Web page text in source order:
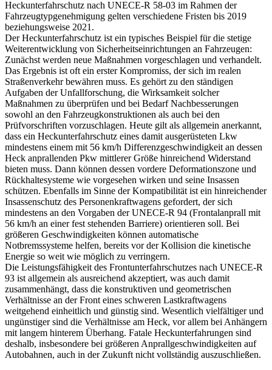
Heckunterfahrschutz nach UNECE-R 58-03 im Rahmen der
Fahrzeugtypgenehmigung gelten verschiedene Fristen bis 2019
beziehungsweise 2021.
Der Heckunterfahrschutz ist ein typisches Beispiel für die stetige
Weiterentwicklung von Sicherheitseinrichtungen an Fahrzeugen:
Zunächst werden neue Maßnahmen vorgeschlagen und verhandelt.
Das Ergebnis ist oft ein erster Kompromiss, der sich im realen
Straßenverkehr bewähren muss. Es gehört zu den ständigen
Aufgaben der Unfallforschung, die Wirksamkeit solcher
Maßnahmen zu überprüfen und bei Bedarf Nachbesserungen
sowohl an den Fahrzeugkonstruktionen als auch bei den
Prüfvorschriften vorzuschlagen. Heute gilt als allgemein anerkannt,
dass ein Heckunterfahrschutz eines damit ausgerüsteten Lkw
mindestens einem mit 56 km/h Differenzgeschwindigkeit an dessen
Heck anprallenden Pkw mittlerer Größe hinreichend Widerstand
bieten muss. Dann können dessen vordere Deformationszone und
Rückhaltesysteme wie vorgesehen wirken und seine Insassen
schützen. Ebenfalls im Sinne der Kompatibilität ist ein hinreichender
Insassenschutz des Personenkraftwagens gefordert, der sich
mindestens an den Vorgaben der UNECE-R 94 (Frontalanprall mit
56 km/h an einer fest stehenden Barriere) orientieren soll. Bei
größeren Geschwindigkeiten können automatische
Notbremssysteme helfen, bereits vor der Kollision die kinetische
Energie so weit wie möglich zu verringern.
Die Leistungsfähigkeit des Frontunterfahrschutzes nach UNECE-R
93 ist allgemein als ausreichend akzeptiert, was auch damit
zusammenhängt, dass die konstruktiven und geometrischen
Verhältnisse an der Front eines schweren Lastkraftwagens
weitgehend einheitlich und günstig sind. Wesentlich vielfältiger und
ungünstiger sind die Verhältnisse am Heck, vor allem bei Anhängern
mit langem hinterem Überhang. Fatale Heckunterfahrungen sind
deshalb, insbesondere bei größeren Anprallgeschwindigkeiten auf
Autobahnen, auch in der Zukunft nicht vollständig auszuschließen.